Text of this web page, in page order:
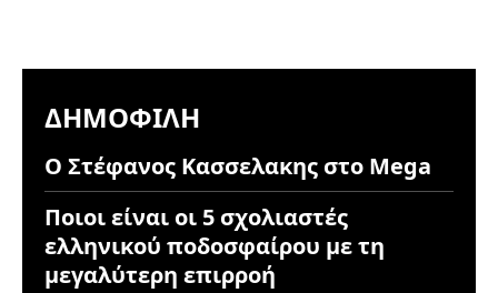
ΔΗΜΟΦΙΛΉ
Ο Στέφανος Κασσελακης στο Mega
Ποιοι είναι οι 5 σχολιαστές
ελληνικού ποδοσφαίρου με τη
μεγαλύτερη επιρροή